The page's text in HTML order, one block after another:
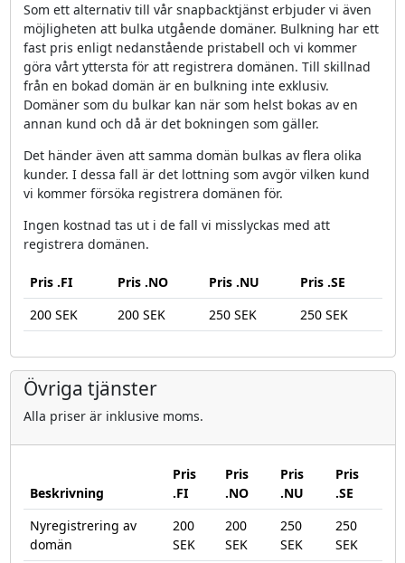
Som ett alternativ till vår snapbacktjänst erbjuder vi även
möjligheten att bulka utgående domäner. Bulkning har ett
fast pris enligt nedanstående pristabell och vi kommer
göra vårt yttersta för att registrera domänen. Till skillnad
från en bokad domän är en bulkning inte exklusiv.
Domäner som du bulkar kan när som helst bokas av en
annan kund och då är det bokningen som gäller.
Det händer även att samma domän bulkas av flera olika
kunder. I dessa fall är det lottning som avgör vilken kund
vi kommer försöka registrera domänen för.
Ingen kostnad tas ut i de fall vi misslyckas med att
registrera domänen.
Pris .FI Pris .NO Pris .NU
Pris .SE
200 SEK
200 SEK 250 SEK 250 SEK
Övriga tjänster
Alla priser är inklusive moms.
Beskrivning
Pris
.FI
Pris
.NO
Pris
.NU
Pris
.SE
Nyregistrering av
domän
200
SEK
200
SEK
250
SEK
250
SEK